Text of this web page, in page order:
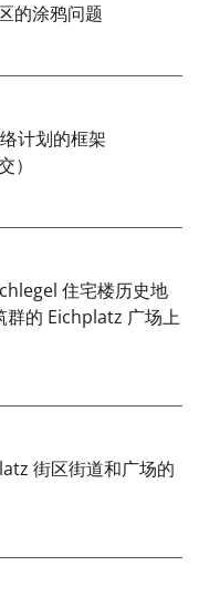
的涂鸦问题
计划的框架
）
住宅楼历史地
群的 Eichplatz 广场上
街区街道和广场的